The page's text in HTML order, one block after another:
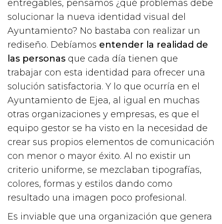
entregables, pensamos ¿qué problemas debe
solucionar la nueva identidad visual del
Ayuntamiento? No bastaba con realizar un
rediseño. Debíamos entender la realidad de
las personas que cada día tienen que
trabajar con esta identidad para ofrecer una
solución satisfactoria. Y lo que ocurría en el
Ayuntamiento de Ejea, al igual en muchas
otras organizaciones y empresas, es que el
equipo gestor se ha visto en la necesidad de
crear sus propios elementos de comunicación
con menor o mayor éxito. Al no existir un
criterio uniforme, se mezclaban tipografías,
colores, formas y estilos dando como
resultado una imagen poco profesional.
Es inviable que una organización que genera